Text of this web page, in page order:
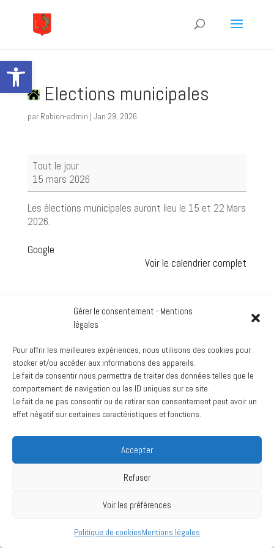
Ouvrir la barre d’outils
Gérer le consentement - Mentions
légales
Pour offrir les meilleures expériences, nous utilisons des cookies pour
stocker et/ou accéder aux informations des appareils.
Le fait de consentir nous permettra de traiter des données telles que le
comportement de navigation ou les ID uniques sur ce site.
Le fait de ne pas consentir ou de retirer son consentement peut avoir un
effet négatif sur certaines caractéristiques et fonctions.
Accepter
Refuser
Voir les préférences
Politique de cookiesMentions légales
Elections municipales
par Robion-admin | Jan 29, 2026
Elections
municipales
Tout le jour
15 mars 2026
Les élections municipales auront lieu le 15 et 22 Mars
2026.
Google
Voir le calendrier complet
Création :La Vache Noire Sud- 2024